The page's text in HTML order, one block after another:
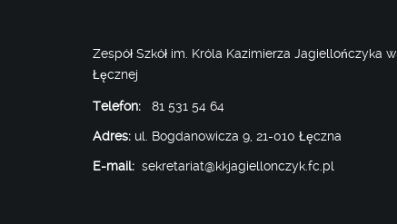
Zespół Szkół im. Króla Kazimierza Jagiellończyka w
Łęcznej
Telefon: 81 531 54 64
Adres: ul. Bogdanowicza 9, 21-010 Łęczna
E-mail: sekretariat@kkjagiellonczyk.fc.pl